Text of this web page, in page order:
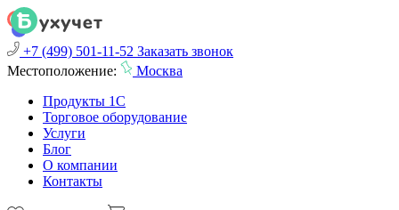
+7 (499) 501-11-52 Заказать звонок
Местоположение:
Москва
Продукты 1С
Торговое оборудование
Услуги
Блог
О компании
Контакты